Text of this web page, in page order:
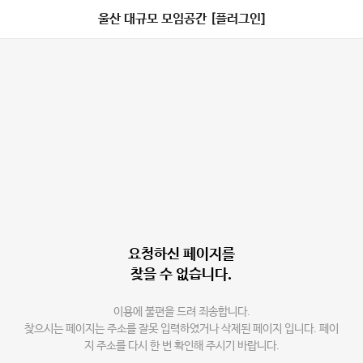
울산 대규모 모임공간 [플러그인]
요청하신 페이지를
찾을 수 없습니다.
이용에 불편을 드려 죄송합니다.
찾으시는 페이지는 주소를 잘못 입력하였거나 삭제된 페이지 입니다. 페이
지 주소를 다시 한 번 확인해 주시기 바랍니다.